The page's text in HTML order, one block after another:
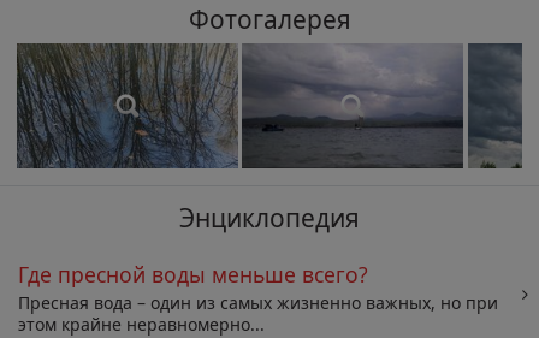
Фотогалерея
Энциклопедия
Где пресной воды меньше всего?
Пресная вода – один из самых жизненно важных, но при
этом крайне неравномерно...